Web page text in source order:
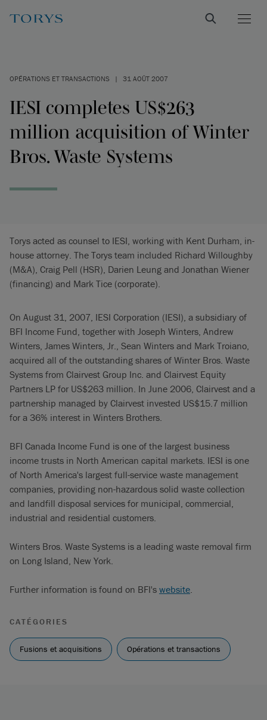
OPÉRATIONS ET TRANSACTIONS | 31 AOÛT 2007
IESI completes US$263
million acquisition of Winter
Bros. Waste Systems
Torys acted as counsel to IESI, working with Kent Durham, in-
house attorney. The Torys team included Richard Willoughby
(M&A), Craig Pell (HSR), Darien Leung and Jonathan Wiener
(financing) and Mark Tice (corporate).
On August 31, 2007, IESI Corporation (IESI), a subsidiary of
BFI Income Fund, together with Joseph Winters, Andrew
Winters, James Winters, Jr., Sean Winters and Mark Troiano,
acquired all of the outstanding shares of Winter Bros. Waste
Systems from Clairvest Group Inc. and Clairvest Equity
Partners LP for US$263 million. In June 2006, Clairvest and a
partnership managed by Clairvest invested US$15.7 million
for a 36% interest in Winters Brothers.
BFI Canada Income Fund is one of the largest business
income trusts in North American capital markets. IESI is one
of North America's largest full-service waste management
companies, providing non-hazardous solid waste collection
and landfill disposal services for municipal, commercial,
industrial and residential customers.
Winters Bros. Waste Systems is a leading waste removal firm
on Long Island, New York.
Further information is found on BFI's website.
CATÉGORIES
Fusions et acquisitions Opérations et transactions